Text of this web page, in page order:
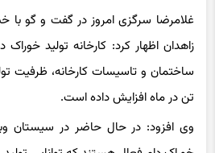
غلامرضا سرگزی امروز در گفت و گو با
زاهدان اظهار کرد: کارخانه تولید
تن در ماه افزایش داده است.